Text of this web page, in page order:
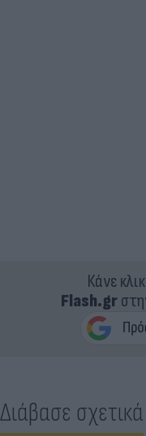
Κάνε
Flash.gr
Διάβασε σχετικά